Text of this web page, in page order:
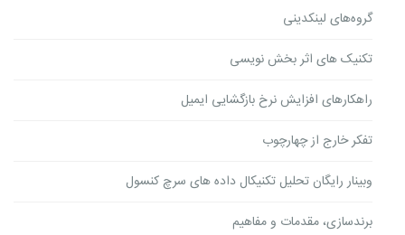
گروه‌های لینکدینی
تکنیک های اثر بخش نویسی
راهکارهای افزایش نرخ بازگشایی ایمیل
تفکر خارج از چهارچوب
وبینار رایگان تحلیل تکنیکال داده های سرچ کنسول
برندسازی، مقدمات و مفاهیم